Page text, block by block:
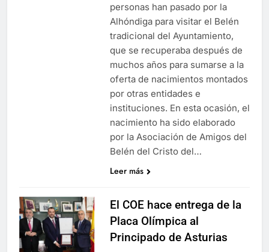
personas han pasado por la
Alhóndiga para visitar el Belén
tradicional del Ayuntamiento,
que se recuperaba después de
muchos años para sumarse a la
oferta de nacimientos montados
por otras entidades e
instituciones. En esta ocasión, el
nacimiento ha sido elaborado
por la Asociación de Amigos del
Belén del Cristo del…
Leer más
El COE hace entrega de la
Placa Olímpica al
Principado de Asturias